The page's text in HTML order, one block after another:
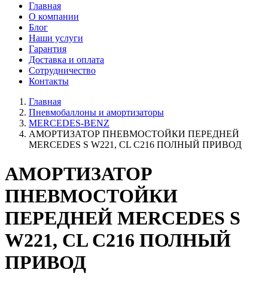
Главная
О компании
Блог
Наши услуги
Гарантия
Доставка и оплата
Сотрудничество
Контакты
Главная
Пневмобаллоны и амортизаторы
MERCEDES-BENZ
АМОРТИЗАТОР ПНЕВМОСТОЙКИ ПЕРЕДНЕЙ
MERCEDES S W221, CL C216 ПОЛНЫЙ ПРИВОД
АМОРТИЗАТОР
ПНЕВМОСТОЙКИ
ПЕРЕДНЕЙ MERCEDES S
W221, CL C216 ПОЛНЫЙ
ПРИВОД